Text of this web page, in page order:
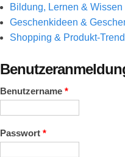
Bildung, Lernen & Wissen
Geschenkideen &
Shopping & Produkt-
Benutzername *
Passwort *